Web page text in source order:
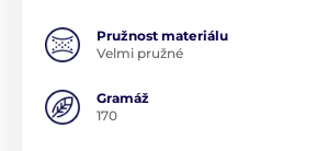
Pružnost materiálu
Velmi pružné
Gramáž
170